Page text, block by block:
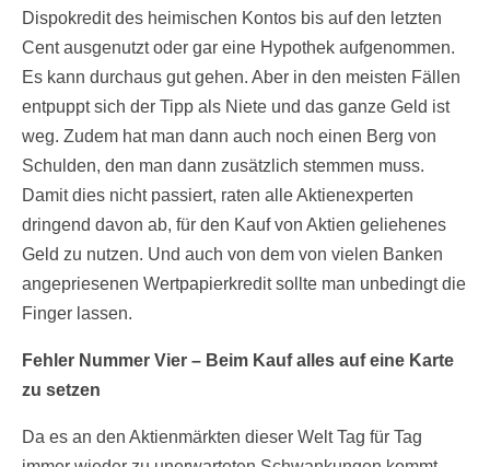
Dispokredit des heimischen Kontos bis auf den letzten
Cent ausgenutzt oder gar eine Hypothek aufgenommen.
Es kann durchaus gut gehen. Aber in den meisten Fällen
entpuppt sich der Tipp als Niete und das ganze Geld ist
weg. Zudem hat man dann auch noch einen Berg von
Schulden, den man dann zusätzlich stemmen muss.
Damit dies nicht passiert, raten alle Aktienexperten
dringend davon ab, für den Kauf von Aktien geliehenes
Geld zu nutzen. Und auch von dem von vielen Banken
angepriesenen Wertpapierkredit sollte man unbedingt die
Finger lassen.
Fehler Nummer Vier – Beim Kauf alles auf eine Karte
zu setzen
Da es an den Aktienmärkten dieser Welt Tag für Tag